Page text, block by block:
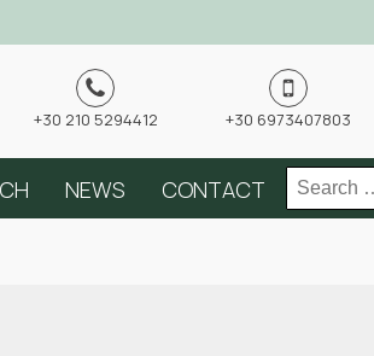
+30 210 5294412 +30 6973407803
NEWS CONTACT
Search
for: